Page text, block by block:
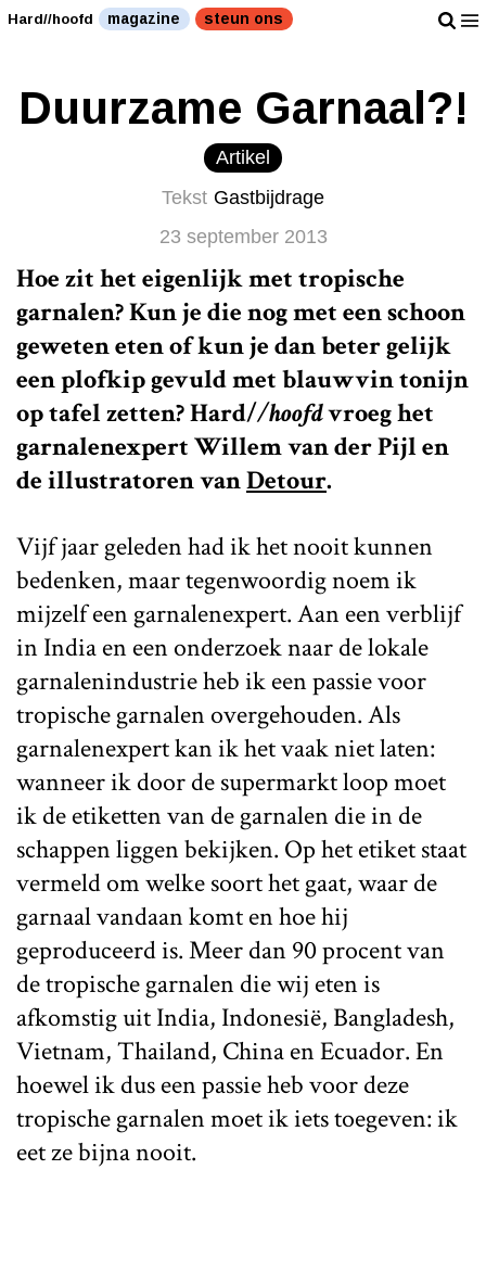
Hard//hoofd magazine steun ons
Duurzame Garnaal?!
Artikel
Tekst Gastbijdrage
23 september 2013
Hoe zit het eigenlijk met tropische
garnalen? Kun je die nog met een schoon
geweten eten of kun je dan beter gelijk
een plofkip gevuld met blauwvin tonijn
op tafel zetten?Hard//hoofdvroeg het
garnalenexpert Willem van der Pijl en
de illustratoren vanDetour.
Vijf jaar geleden had ik het nooit kunnen
bedenken, maar tegenwoordig noem ik
mijzelf een garnalenexpert. Aan een verblijf
in India en een onderzoek naar de lokale
garnalenindustrie heb ik een passie voor
tropische garnalen overgehouden. Als
garnalenexpert kan ik het vaak niet laten:
wanneer ik door de supermarkt loop moet
ik de etiketten van de garnalen die in de
schappen liggen bekijken. Op het etiket staat
vermeld om welke soort het gaat, waar de
garnaal vandaan komt en hoe hij
geproduceerd is. Meer dan 90 procent van
de tropische garnalen die wij eten is
afkomstig uit India, Indonesië, Bangladesh,
Vietnam, Thailand, China en Ecuador. En
hoewel ik dus een passie heb voor deze
tropische garnalen moet ik iets toegeven: ik
eet ze bijna nooit.